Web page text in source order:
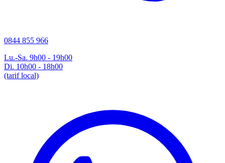
0844 855 966
Lu.-Sa. 9h00 - 19h00
Di. 10h00 - 18h00
(tarif local)